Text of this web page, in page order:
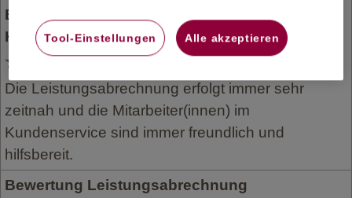
Bewertung Leistungsabrechnung
Krankenversicherung vom 23. Juni 2015
Die Leistungsabrechnung erfolgt immer sehr
zeitnah und die Mitarbeiter(innen) im
Kundenservice sind immer freundlich und
hilfsbereit.
Bewertung Leistungsabrechnung
Tool-Einstellungen Alle akzeptieren